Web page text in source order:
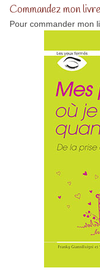
Commandez mon livre
Pour commander mon